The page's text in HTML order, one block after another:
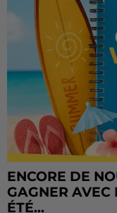
ENCORE DE
GAGNER AVEC
ÉTÉ...